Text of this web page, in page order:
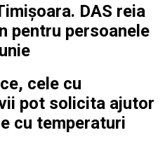
DAS reia
pentru persoanele
cele cu
pot solicita ajutor
cu temperaturi